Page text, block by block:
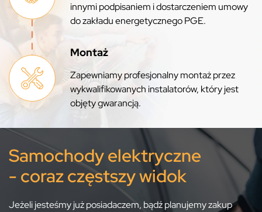
innymi podpisaniem i dostarczeniem umowy
do zakładu energetycznego PGE.
Montaż
Zapewniamy profesjonalny montaż przez
wykwalifikowanych instalatorów, który jest
objęty gwarancją.
Samochody elektryczne
- coraz częstszy widok
Jeżeli jesteśmy już posiadaczem, bądź planujemy zakup